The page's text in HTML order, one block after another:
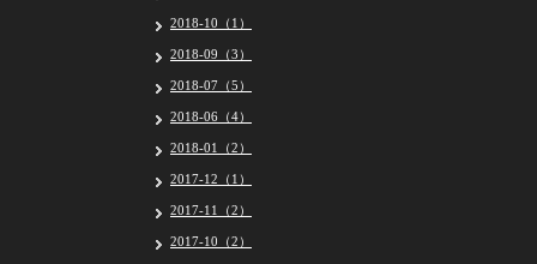
2018-10（1）
2018-09（3）
2018-07（5）
2018-06（4）
2018-01（2）
2017-12（1）
2017-11（2）
2017-10（2）